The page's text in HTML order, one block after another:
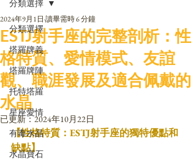
分類選擇
塔羅牌義
塔羅牌陣
托特塔羅
星座愛情
有毒水晶
水晶寶石
分類選擇
ESTJ射手座的完整剖析：性
格特質、愛情模式、友誼
觀、職涯發展及適合佩戴的
水晶
2024年9月1日 讀畢需時 6 分鐘
已更新：2024年10月22日
【性格特質：ESTJ射手座的獨特優點和
缺點】